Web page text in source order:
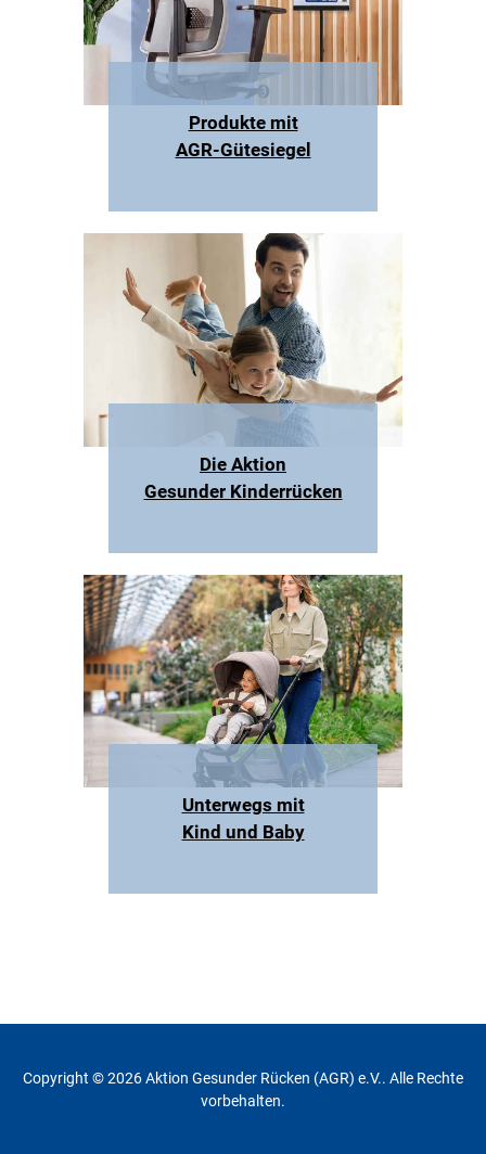
Produkte mit
AGR-Gütesiegel
Die Aktion
Gesunder Kinderrücken
Unterwegs mit
Kind und Baby
Copyright © 2026 Aktion Gesunder Rücken (AGR) e.V.. Alle Rechte
vorbehalten.